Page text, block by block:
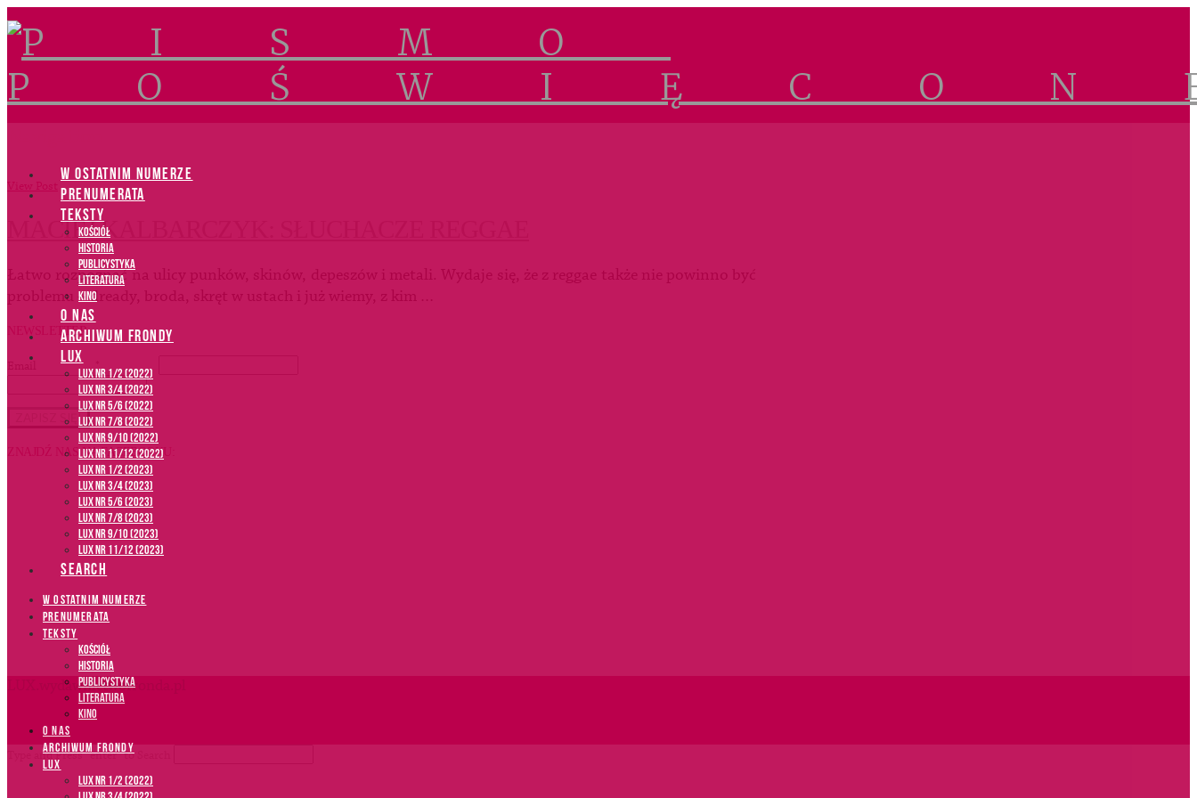
W OSTATNIM NUMERZE
PRENUMERATA
TEKSTY
Kościół
Historia
Publicystyka
Literatura
Kino
O NAS
ARCHIWUM FRONDY
LUX
LUX NR 1/2 (2022)
LUX NR 3/4 (2022)
LUX NR 5/6 (2022)
LUX NR 7/8 (2022)
LUX nr 9/10 (2022)
LUX NR 11/12 (2022)
LUX NR 1/2 (2023)
LUX NR 3/4 (2023)
LUX NR 5/6 (2023)
LUX NR 7/8 (2023)
LUX NR 9/10 (2023)
LUX NR 11/12 (2023)
SEARCH
W OSTATNIM NUMERZE
PRENUMERATA
TEKSTY
Kościół
Historia
Publicystyka
Literatura
Kino
O NAS
ARCHIWUM FRONDY
LUX
LUX NR 1/2 (2022)
View Post
MACIEJ KALBARCZYK: SŁUCHACZE REGGAE
Łatwo rozpoznać na ulicy punków, skinów, depeszów i metali. Wydaje się, że z reggae także nie powinno być
problemu – dready, broda, skręt w ustach i już wiemy, z kim …
NEWSLETTER
Email*
ZNAJDŹ NAS NA FACEBOOKU:
LUX.wydawnictwofronda.pl
Type and Press “enter” to Search